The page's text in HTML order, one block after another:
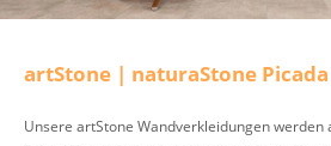
artStone | naturaStone
Unsere artStone Wandverkleidungen werden